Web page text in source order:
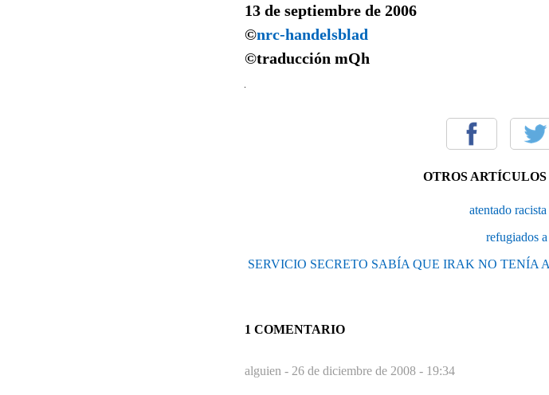
13 de septiembre de 2006
©nrc-handelsblad
©traducción mQh
OTROS
atentado
refugiados
SERVICIO SECRETO SABÍA QUE IRAK NO TENÍA
1 COMENTARIO
alguien - 26 de diciembre de 2008 - 19:34